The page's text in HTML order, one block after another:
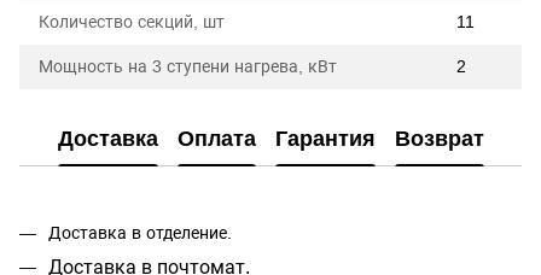
Количество секций, шт 11
Мощность на 3 ступени нагрева, кВт 2
Доставка Оплата Гарантия Возврат
Доставка в отделение.
Доставка в почтомат.